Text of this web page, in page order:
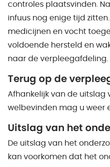
controles plaatsvinden.
infuus nog enige tijd
medicijnen en vocht
voldoende hersteld en
naar de verpleegafdeling.
Terug op de
Afhankelijk van de uitslag
welbevinden mag u weer
Uitslag van het
De uitslag van het
kan voorkomen dat het